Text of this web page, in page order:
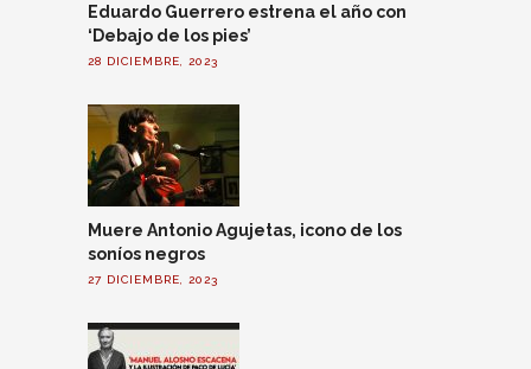
Eduardo Guerrero estrena el año con
‘Debajo de los pies’
28 DICIEMBRE, 2023
Muere Antonio Agujetas, icono de los
soníos negros
27 DICIEMBRE, 2023